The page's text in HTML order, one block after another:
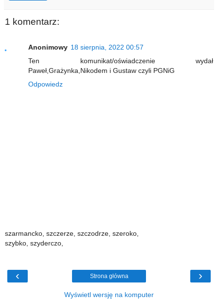
1 komentarz:
Anonimowy 18 sierpnia, 2022 00:57
Ten komunikat/oświadczenie wydał
Paweł,Grażynka,Nikodem i Gustaw czyli PGNiG
Odpowiedz
szarmancko, szczerze, szczodrze, szeroko,
szybko, szyderczo,
‹ ›
Strona główna
Wyświetl wersję na komputer